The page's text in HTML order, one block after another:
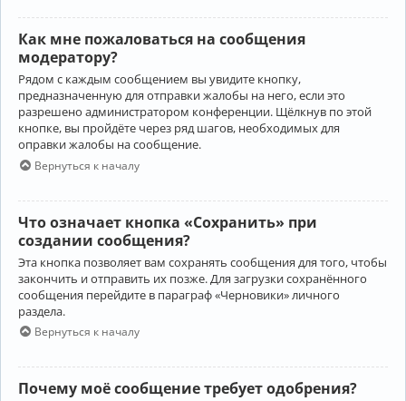
Как мне пожаловаться на сообщения
модератору?
Рядом с каждым сообщением вы увидите кнопку,
предназначенную для отправки жалобы на него, если это
разрешено администратором конференции. Щёлкнув по этой
кнопке, вы пройдёте через ряд шагов, необходимых для
оправки жалобы на сообщение.
Вернуться к началу
Что означает кнопка «Сохранить» при
создании сообщения?
Эта кнопка позволяет вам сохранять сообщения для того, чтобы
закончить и отправить их позже. Для загрузки сохранённого
сообщения перейдите в параграф «Черновики» личного
раздела.
Вернуться к началу
Почему моё сообщение требует одобрения?